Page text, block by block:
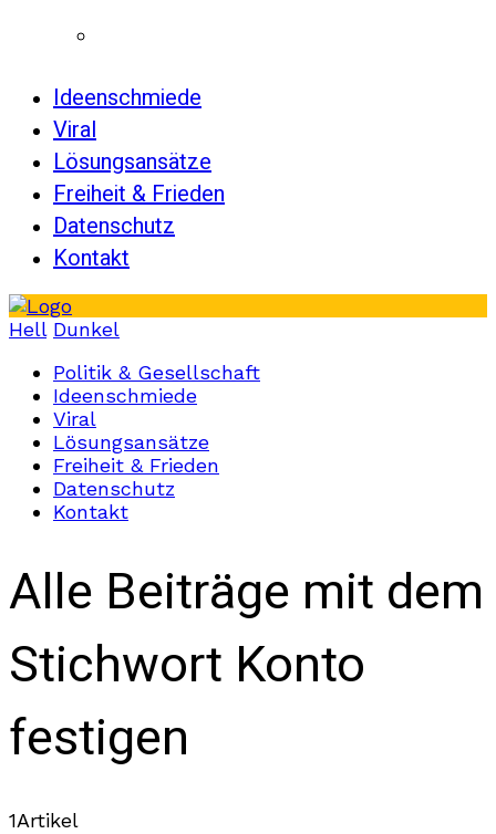
Ideenschmiede
Viral
Lösungsansätze
Freiheit & Frieden
Datenschutz
Kontakt
Hell Dunkel
Politik & Gesellschaft
Ideenschmiede
Viral
Lösungsansätze
Freiheit & Frieden
Datenschutz
Kontakt
Alle Beiträge mit dem
Stichwort Konto
festigen
1Artikel